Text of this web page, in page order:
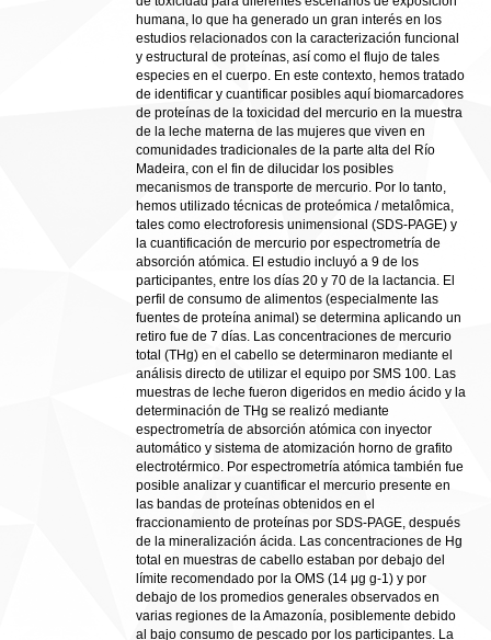
humana, lo que ha generado un gran interés en los
estudios relacionados con la caracterización funcional
y estructural de proteínas, así como el flujo de tales
especies en el cuerpo. En este contexto, hemos tratado
de identificar y cuantificar posibles aquí biomarcadores
de proteínas de la toxicidad del mercurio en la muestra
de la leche materna de las mujeres que viven en
comunidades tradicionales de la parte alta del Río
Madeira, con el fin de dilucidar los posibles
mecanismos de transporte de mercurio. Por lo tanto,
hemos utilizado técnicas de proteómica / metalômica,
tales como electroforesis unimensional (SDS-PAGE) y
la cuantificación de mercurio por espectrometría de
absorción atómica. El estudio incluyó a 9 de los
participantes, entre los días 20 y 70 de la lactancia. El
perfil de consumo de alimentos (especialmente las
fuentes de proteína animal) se determina aplicando un
retiro fue de 7 días. Las concentraciones de mercurio
total (THg) en el cabello se determinaron mediante el
análisis directo de utilizar el equipo por SMS 100. Las
muestras de leche fueron digeridos en medio ácido y la
determinación de THg se realizó mediante
espectrometría de absorción atómica con inyector
automático y sistema de atomización horno de grafito
electrotérmico. Por espectrometría atómica también fue
posible analizar y cuantificar el mercurio presente en
las bandas de proteínas obtenidos en el
fraccionamiento de proteínas por SDS-PAGE, después
de la mineralización ácida. Las concentraciones de Hg
total en muestras de cabello estaban por debajo del
límite recomendado por la OMS (14 μg g-1) y por
debajo de los promedios generales observados en
varias regiones de la Amazonía, posiblemente debido
al bajo consumo de pescado por los participantes. La